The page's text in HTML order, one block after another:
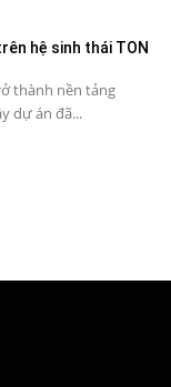
hệ sinh thái TON
thành nền tảng
dự án đã...